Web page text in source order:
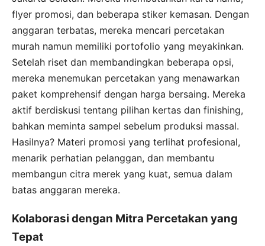
flyer promosi, dan beberapa stiker kemasan. Dengan
anggaran terbatas, mereka mencari percetakan
murah namun memiliki portofolio yang meyakinkan.
Setelah riset dan membandingkan beberapa opsi,
mereka menemukan percetakan yang menawarkan
paket komprehensif dengan harga bersaing. Mereka
aktif berdiskusi tentang pilihan kertas dan finishing,
bahkan meminta sampel sebelum produksi massal.
Hasilnya? Materi promosi yang terlihat profesional,
menarik perhatian pelanggan, dan membantu
membangun citra merek yang kuat, semua dalam
batas anggaran mereka.
Kolaborasi dengan Mitra Percetakan yang
Tepat